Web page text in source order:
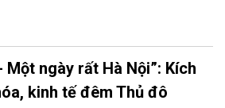
Một ngày rất Hà Nội”: Kích
kinh tế đêm Thủ đô